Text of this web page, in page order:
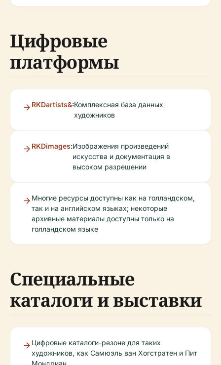
Цифровые
платформы
RKDartists&:Комплексная база данных
художников
RKDimages:Изображения произведений
искусства и документация в
высоком разрешении
Многие ресурсы доступны как на голландском,
так и на английском языках; некоторые
архивные материалы доступны только на
голландском языке
Специальные
каталоги и выставки
Цифровые каталоги-резоне для таких
художников, как Самюэль ван Хогстратен и Пит
Мондриан